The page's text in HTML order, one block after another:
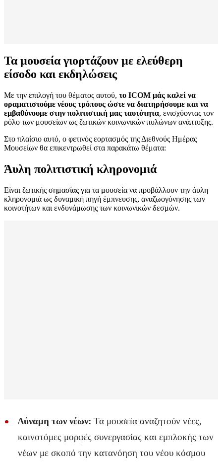
Τα μουσεία γιορτάζουν με ελεύθερη
είσοδο και εκδηλώσεις
Με την επιλογή του θέματος αυτού, το ICOM μάς καλεί να
οραματιστούμε νέους τρόπους ώστε να διατηρήσουμε και να
εμβαθύνουμε στην πολιτιστική μας ταυτότητα, ενισχύοντας τον
ρόλο των μουσείων ως ζωτικών κοινωνικών πυλώνων ανάπτυξης.
Στο πλαίσιο αυτό, ο φετινός εορτασμός της Διεθνούς Ημέρας
Μουσείων θα επικεντρωθεί στα παρακάτω θέματα:
Άυλη πολιτιστική κληρονομιά
Είναι ζωτικής σημασίας για τα μουσεία να προβάλλουν την άυλη
κληρονομιά ως δυναμική πηγή έμπνευσης, αναζωογόνησης των
κοινοτήτων και ενδυνάμωσης των κοινωνικών δεσμών.
Δύναμη των νέων: Τα μουσεία αναζητούν νέες,
καινοτόμες μορφές συνεργασίας και εμπλοκής των
νέων με σκοπό την κατανόηση του νέου κόσμου